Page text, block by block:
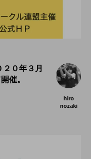
２０年３月
催。
hiro
nozaki